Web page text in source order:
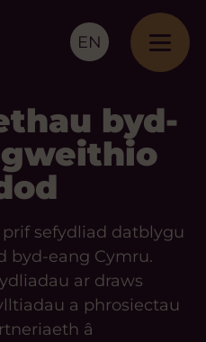
EN
byd-
sefydliad datblygu
byd-eang Cymru.
ar draws
a phrosiectau
â